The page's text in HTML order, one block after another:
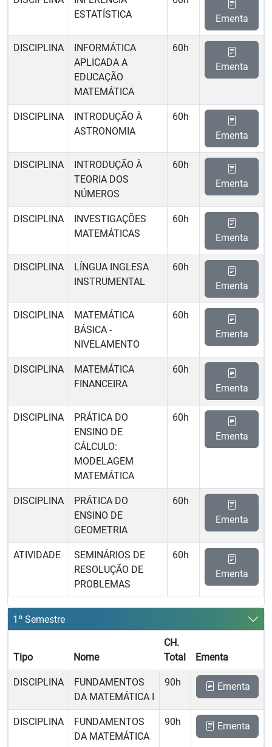
ESTATÍSTICA
Ementa
DISCIPLINA
INFORMÁTICA
APLICADA A
EDUCAÇÃO
MATEMÁTICA
60h
Ementa
DISCIPLINA
INTRODUÇÃO À
ASTRONOMIA
60h
Ementa
DISCIPLINA
INTRODUÇÃO À
TEORIA DOS
NÚMEROS
60h
Ementa
DISCIPLINA
INVESTIGAÇÕES
MATEMÁTICAS
60h
Ementa
DISCIPLINA
LÍNGUA INGLESA
INSTRUMENTAL
60h
Ementa
DISCIPLINA
MATEMÁTICA
BÁSICA -
NIVELAMENTO
60h
Ementa
DISCIPLINA
MATEMÁTICA
FINANCEIRA
60h
Ementa
DISCIPLINA
PRÁTICA DO
ENSINO DE
CÁLCULO:
MODELAGEM
MATEMÁTICA
60h
Ementa
DISCIPLINA
PRÁTICA DO
ENSINO DE
GEOMETRIA
60h
Ementa
ATIVIDADE
SEMINÁRIOS DE
RESOLUÇÃO DE
PROBLEMAS
60h
Ementa
1º Semestre
Tipo Nome
CH.
Total
Ementa
DISCIPLINA
FUNDAMENTOS
DA MATEMÁTICA I
90h Ementa
DISCIPLINA
FUNDAMENTOS
DA MATEMÁTICA
90h Ementa